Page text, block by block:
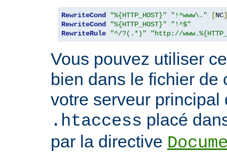
RewriteCond "%{HTTP_HOST}" "!^www\." [NC]
RewriteCond
"%{HTTP_HOST}"
"!^$"
RewriteRule
"^/?(.*)" "http://
Vous pouvez utiliser
bien dans le fichier de
votre serveur principal
.htaccess placé
par la directive